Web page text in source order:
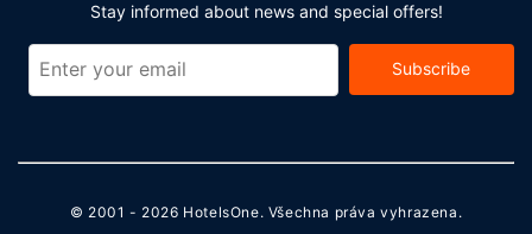
Stay informed about news and special offers!
Subscribe
© 2001 - 2026 HotelsOne. Všechna práva vyhrazena.